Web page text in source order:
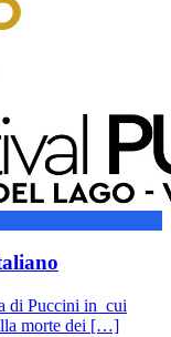
di Puccini in cui
morte dei […]